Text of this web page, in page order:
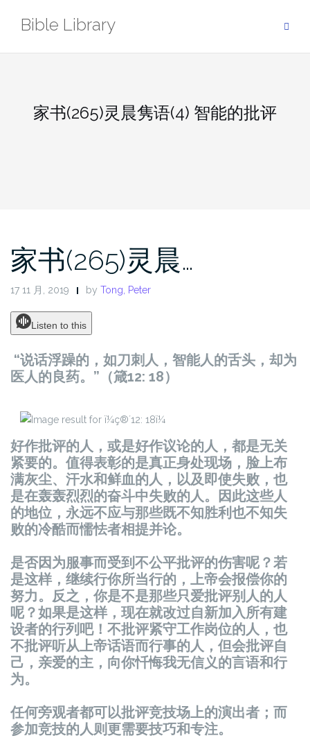
Bible Library
家书(265)灵晨隽语(4) 智能的批评
家书(265)灵晨…
17 11 月, 2019 by Tong, Peter
Listen to this
“说话浮躁的，如刀刺人，智能人的舌头，却为
医人的良药。”（箴12: 18）
好作批评的人，或是好作议论的人，都是无关
紧要的。值得表彰的是真正身处现场，脸上布
满灰尘、汗水和鲜血的人，以及即使失败，也
是在轰轰烈烈的奋斗中失败的人。因此这些人
的地位，永远不应与那些既不知胜利也不知失
败的冷酷而懦怯者相提并论。
是否因为服事而受到不公平批评的伤害呢？若
是这样，继续行你所当行的，上帝会报偿你的
努力。反之，你是不是那些只爱批评别人的人
呢？如果是这样，现在就改过自新加入所有建
设者的行列吧！不批评紧守工作岗位的人，也
不批评听从上帝话语而行事的人，但会批评自
己，亲爱的主，向你忏悔我无信义的言语和行
为。
任何旁观者都可以批评竞技场上的演出者；而
参加竞技的人则更需要技巧和专注。